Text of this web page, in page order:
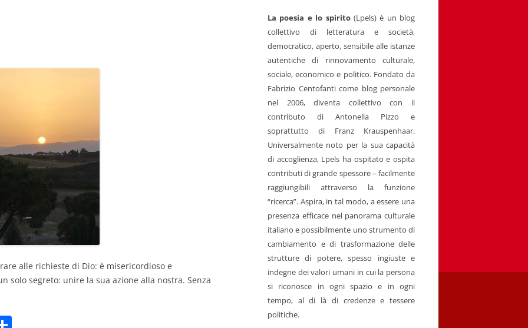
KIKA BOHR
RICCARDO FERRAZZI
ROBERTO PLEVANO
alle richieste di Dio: è misericordioso e
solo segreto: unire la sua azione alla nostra. Senza
La poesia e lo spirito(Lpels) è un blog
collettivo di letteratura e società,
democratico, aperto, sensibile alle istanze
autentiche di rinnovamento culturale,
sociale, economico e politico. Fondato da
Fabrizio Centofanti come blog personale
nel 2006, diventa collettivo con il
contributo di Antonella Pizzo e
soprattutto di Franz Krauspenhaar.
Universalmente noto per la sua capacità
di accoglienza, Lpels ha ospitato e ospita
contributi di grande spessore – facilmente
raggiungibili attraverso la funzione
“ricerca”. Aspira, in tal modo, a essere una
presenza efficace nel panorama culturale
italiano e possibilmente uno strumento di
cambiamento e di trasformazione delle
strutture di potere, spesso ingiuste e
indegne dei valori umani in cui la persona
si riconosce in ogni spazio e in ogni
tempo, al di là di credenze e tessere
politiche.